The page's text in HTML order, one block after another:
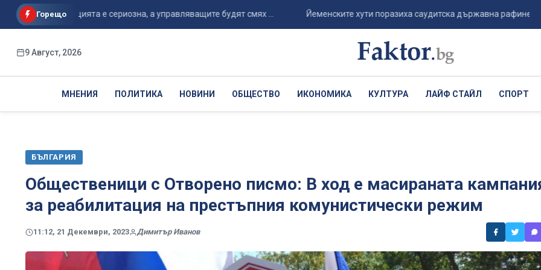
Горещо
Ситуацията е сериозна, а управляващите будят смях ... Йеменските хути поразиха саудитска държавна рафинерия на
9 Август, 2026
МНЕНИЯ ПОЛИТИКА НОВИНИ ОБЩЕСТВО ИКОНОМИКА КУЛТУРА ЛАЙФ СТАЙЛ СПОРТ
БЪЛГАРИЯ
Общественици с Отворено писмо: В ход е масираната
за реабилитация на престъпния комунистически режим
11:12, 21 Декември, 2023 Димитър Иванов